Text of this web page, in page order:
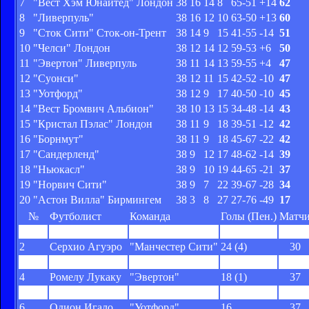
8
"Ливерпуль" 38 16 12 10 63-50 +13 60
9
"Сток Сити" Сток-он-Трент 38 14 9 15 41-55 -14 51
10 "Челси" Лондон 38 12 14 12 59-53 +6
50
11 "Эвертон" Ливерпуль 38 11 14 13 59-55 +4
47
12 "Суонси" 38 12 11 15 42-52 -10 47
13 "Уотфорд" 38 12 9 17 40-50 -10 45
14 "Вест Бромвич Альбион" 38 10 13 15 34-48 -14 43
15 "Кристал Пэлас" Лондон 38 11 9 18 39-51 -12 42
16 "Борнмут" 38 11 9 18 45-67 -22 42
17 "Сандерленд" 38 9 12 17 48-62 -14 39
18 "Ньюкасл" 38 9 10 19 44-65 -21
37
19 "Норвич Сити" 38 9 7 22 39-67 -28 34
20 "Астон Вилла" Бирмингем 38 3 8 27 27-76 -49 17
№
Футболист Команда Голы (Пен.) Матчи
2
Серхио Агуэро "Манчестер Сити" 24 (4) 30
4
Ромелу Лукаку "Эвертон" 18 (1) 37